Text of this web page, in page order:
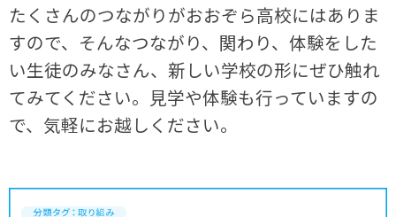
たくさんのつながりがおおぞら高校にはありま
すので、そんなつながり、関わり、体験をした
い生徒のみなさん、新しい学校の形にぜひ触れ
てみてください。見学や体験も行っていますの
で、気軽にお越しください。